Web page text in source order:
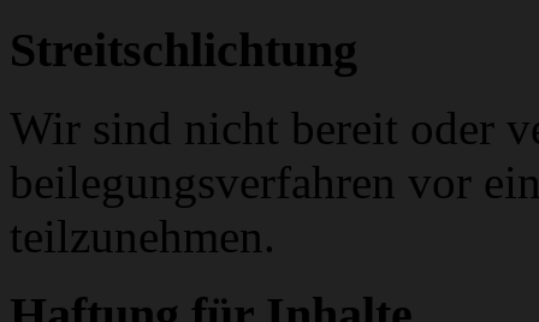
Streitschlichtung
Wir sind nicht bereit oder
beilegungsverfahren vor
teilzunehmen.